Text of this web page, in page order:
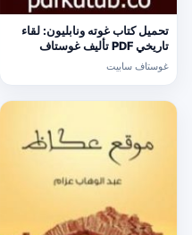
تحميل كتاب غوته ونابليون: لقاء
تاريخي PDF تأليف غوستاف
سابيت مجانا [كامل]
غوستاف سابيت